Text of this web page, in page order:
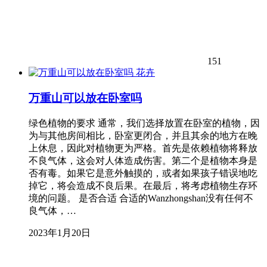
151
花卉
万重山可以放在卧室吗
绿色植物的要求 通常，我们选择放置在卧室的植物，因
为与其他房间相比，卧室更闭合，并且其余的地方在晚
上休息，因此对植物更为严格。首先是依赖植物将释放
不良气体，这会对人体造成伤害。第二个是植物本身是
否有毒。如果它是意外触摸的，或者如果孩子错误地吃
掉它，将会造成不良后果。在最后，将考虑植物生存环
境的问题。 是否合适 合适的Wanzhongshan没有任何不
良气体，…
2023年1月20日